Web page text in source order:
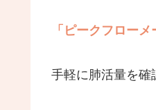
「ピークフローメ
手軽に肺活量を確